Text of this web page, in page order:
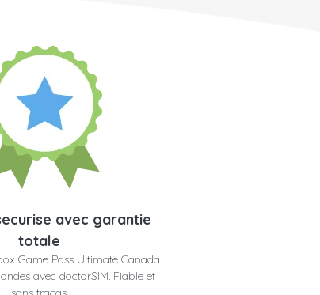
avec garantie
totale
Game Pass Ultimate Canada
avec doctorSIM. Fiable et